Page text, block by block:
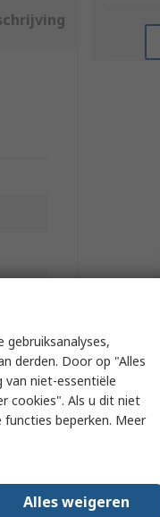
derden. Door op "Alles
niet-essentiële
cookies". Als u dit niet
beperken. Meer
Alles weigeren